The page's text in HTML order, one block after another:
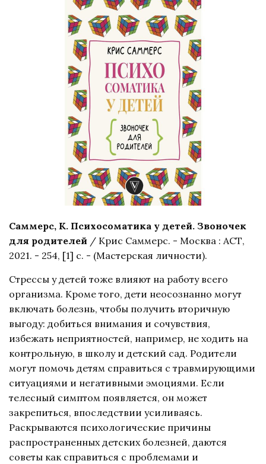
Саммерс, К. Психосоматика у детей. Звоночек
для родителей / Крис Саммерс. - Москва : АСТ,
2021. - 254, [1] с. - (Мастерская личности).
Стрессы у детей тоже влияют на работу всего
организма. Кроме того, дети неосознанно могут
включать болезнь, чтобы получить вторичную
выгоду: добиться внимания и сочувствия,
избежать неприятностей, например, не ходить на
контрольную, в школу и детский сад. Родители
могут помочь детям справиться с травмирующими
ситуациями и негативными эмоциями. Если
телесный симптом появляется, он может
закрепиться, впоследствии усиливаясь.
Раскрываются психологические причины
распространенных детских болезней, даются
советы как справиться с проблемами и